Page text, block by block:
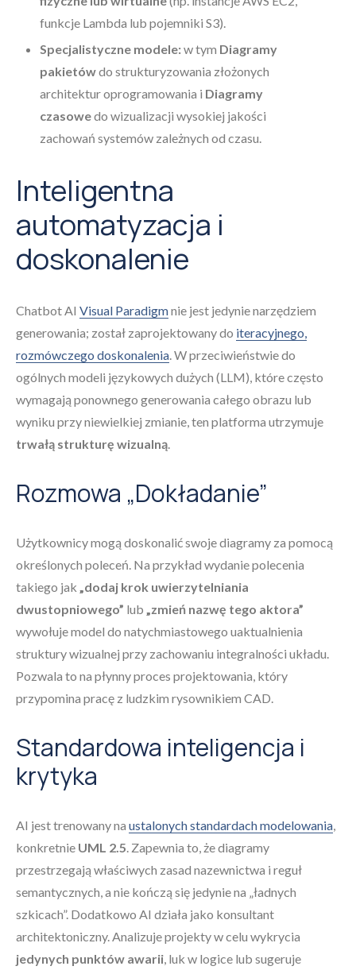
funkcje Lambda lub pojemniki S3).
Specjalistyczne modele:w tym Diagramy
pakietówdo strukturyzowania złożonych
architektur oprogramowania i Diagramy
czasowedo wizualizacji wysokiej jakości
zachowań systemów zależnych od czasu.
Inteligentna
automatyzacja i
doskonalenie
Chatbot AI Visual Paradigmnie jest jedynie narzędziem
generowania; został zaprojektowany do iteracyjnego,
rozmówczego doskonalenia . W przeciwieństwie do
ogólnych modeli językowych dużych (LLM), które często
wymagają ponownego generowania całego obrazu lub
wyniku przy niewielkiej zmianie, ten platforma utrzymuje
trwałą strukturę wizualną
Rozmowa „Dokładanie”
Użytkownicy mogą doskonalić swoje diagramy za pomocą
określonych poleceń. Na przykład wydanie polecenia
takiego jak „dodaj krok uwierzytelniania
dwustopniowego” lub „zmień nazwę tego aktora”
wywołuje model do natychmiastowego uaktualnienia
struktury wizualnej przy zachowaniu integralności układu.
Pozwala to na płynny proces projektowania, który
przypomina pracę z ludzkim rysownikiem CAD.
Standardowa inteligencja i
krytyka
AI jest trenowany na ustalonych standardach modelowania
konkretnie UML 2.5 . Zapewnia to, że diagramy
przestrzegają właściwych zasad nazewnictwa i reguł
semantycznych, a nie kończą się jedynie na „ładnych
szkicach”. Dodatkowo AI działa jako konsultant
architektoniczny. Analizuje projekty w celu wykrycia
jedynych punktów awarii , luk w logice lub sugeruje